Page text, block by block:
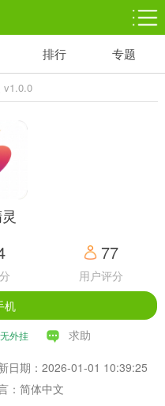
戏
体育竞技
5百+款游戏
排行 专题
77
用户评分
机
无外挂 求助
日期：2026-01-01 10:39:25
：简体中文